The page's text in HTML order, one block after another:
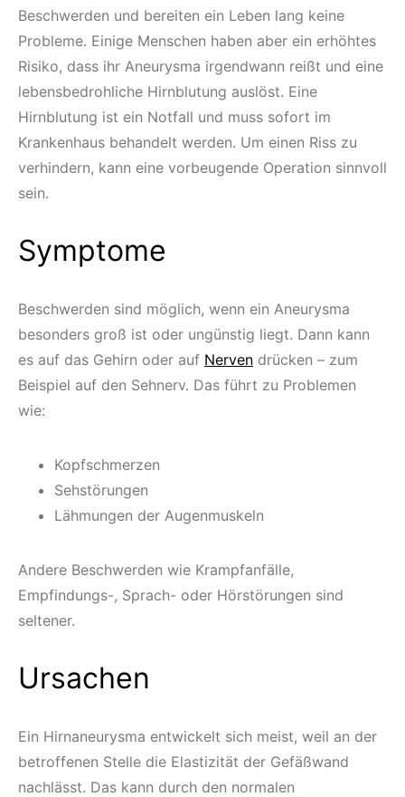
Beschwerden und bereiten ein Leben lang keine
Probleme. Einige Menschen haben aber ein erhöhtes
Risiko, dass ihr Aneurysma irgendwann reißt und eine
lebensbedrohliche Hirnblutung auslöst. Eine
Hirnblutung ist ein Notfall und muss sofort im
Krankenhaus behandelt werden. Um einen Riss zu
verhindern, kann eine vorbeugende Operation sinnvoll
sein.
Symptome
Beschwerden sind möglich, wenn ein Aneurysma
besonders groß ist oder ungünstig liegt. Dann kann
es auf das Gehirn oder auf Nerven drücken – zum
Beispiel auf den Sehnerv. Das führt zu Problemen
wie:
Kopfschmerzen
Sehstörungen
Lähmungen der Augenmuskeln
Andere Beschwerden wie Krampfanfälle,
Empfindungs-, Sprach- oder Hörstörungen sind
seltener.
Ursachen
Ein Hirnaneurysma entwickelt sich meist, weil an der
betroffenen Stelle die Elastizität der Gefäßwand
nachlässt. Das kann durch den normalen